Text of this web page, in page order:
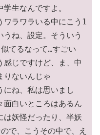
学生なんですよ。
ワラワラいる中にこう1
ね、設定。そういう
てるなって…すごい
感じですけど、ま、中
りないんじゃ
にね、私は思いまし
面白いところはあるん
は妖怪だったり、半妖
で、こうその中で、え